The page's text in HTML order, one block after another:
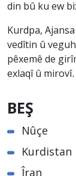
din bû ku ew
Kurdpa,
vedîtin û
pêxemê de
exlaqî û mirovî.
BEŞ
Nûçe
Kurdistan